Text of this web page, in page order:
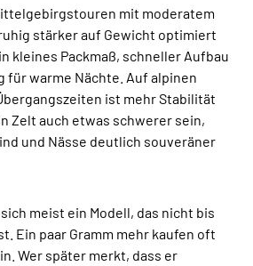
mit moderatem
stärker auf Gewicht optimiert
kleines Packmaß, schneller Aufbau
für warme Nächte. Auf alpinen
ist mehr Stabilität
Zelt auch etwas schwerer sein,
und Nässe deutlich souveräner
meist ein Modell, das nicht bis
Ein paar Gramm mehr kaufen oft
Wer später merkt, dass er